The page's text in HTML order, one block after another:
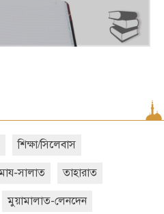
শিক্ষা/সিলেবাস
সালাত তাহারাত
মুয়ামালাত-লেনদেন